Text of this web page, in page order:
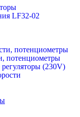
потенциометры